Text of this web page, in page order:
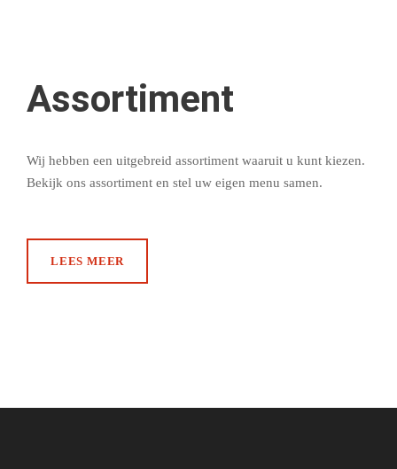
Assortiment
Wij hebben een uitgebreid assortiment waaruit u kunt kiezen.
Bekijk ons assortiment en stel uw eigen menu samen.
LEES MEER